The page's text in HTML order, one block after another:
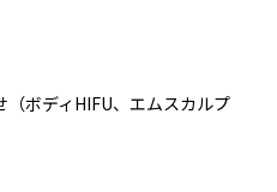
ボディHIFU、エムスカルプ